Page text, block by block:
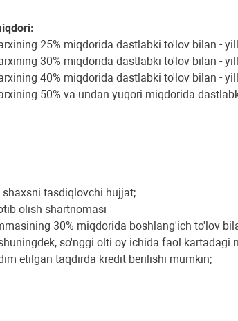
25% miqdorida dastlabki to'lov bilan -
30% miqdorida dastlabki to'lov bilan -
40% miqdorida dastlabki to'lov bilan -
50% va undan yuqori miqdorida
shaxsni tasdiqlovchi hujjat;
olish shartnomasi
30% miqdorida boshlang'ich to'lov
so'nggi olti oy ichida faol
etilgan taqdirda kredit berilishi mumkin;